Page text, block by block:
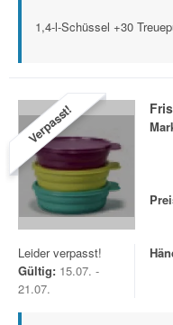
1,4-l-Schüssel +30
Verpasst!
Leider verpasst!
Gültig: 15.07. -
21.07.